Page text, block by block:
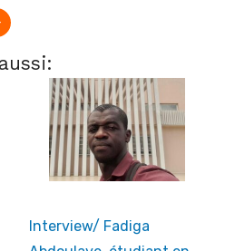
Interview/ Fadiga